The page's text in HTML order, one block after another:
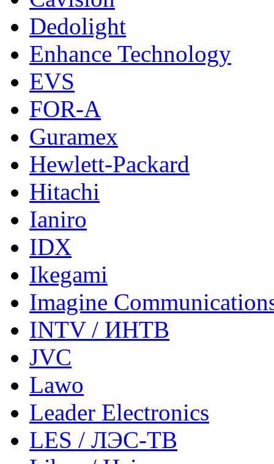
Dedolight
Enhance Technology
EVS
FOR-A
Guramex
Hewlett-Packard
Hitachi
Ianiro
IDX
Ikegami
Imagine
INTV / ИНТВ
JVC
Lawo
Leader Electronics
LES / ЛЭС-ТВ